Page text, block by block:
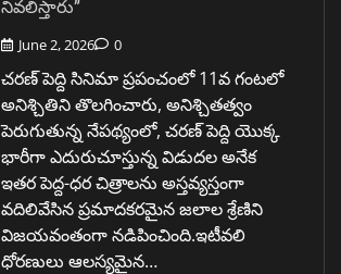
నివలిస్తారు”
June 2, 2026 0
చరణ్ పెద్ది సినిమా ప్రపంచంలో 11వ గంటలో
అనిశ్చితిని తొలగించారు, అనిశ్చితత్వం
పెరుగుతున్న నేపథ్యంలో, చరణ్ పెద్ది యొక్క
భారీగా ఎదురుచూస్తున్న విడుదల అనేక
ఇతర పెద్ద-ధర చిత్రాలను అస్తవ్యస్తంగా
వదిలివేసిన ప్రమాదకరమైన జలాల శ్రేణిని
విజయవంతంగా నడిపించింది.ఇటీవలి
ధోరణులు ఆలస్యమైన…